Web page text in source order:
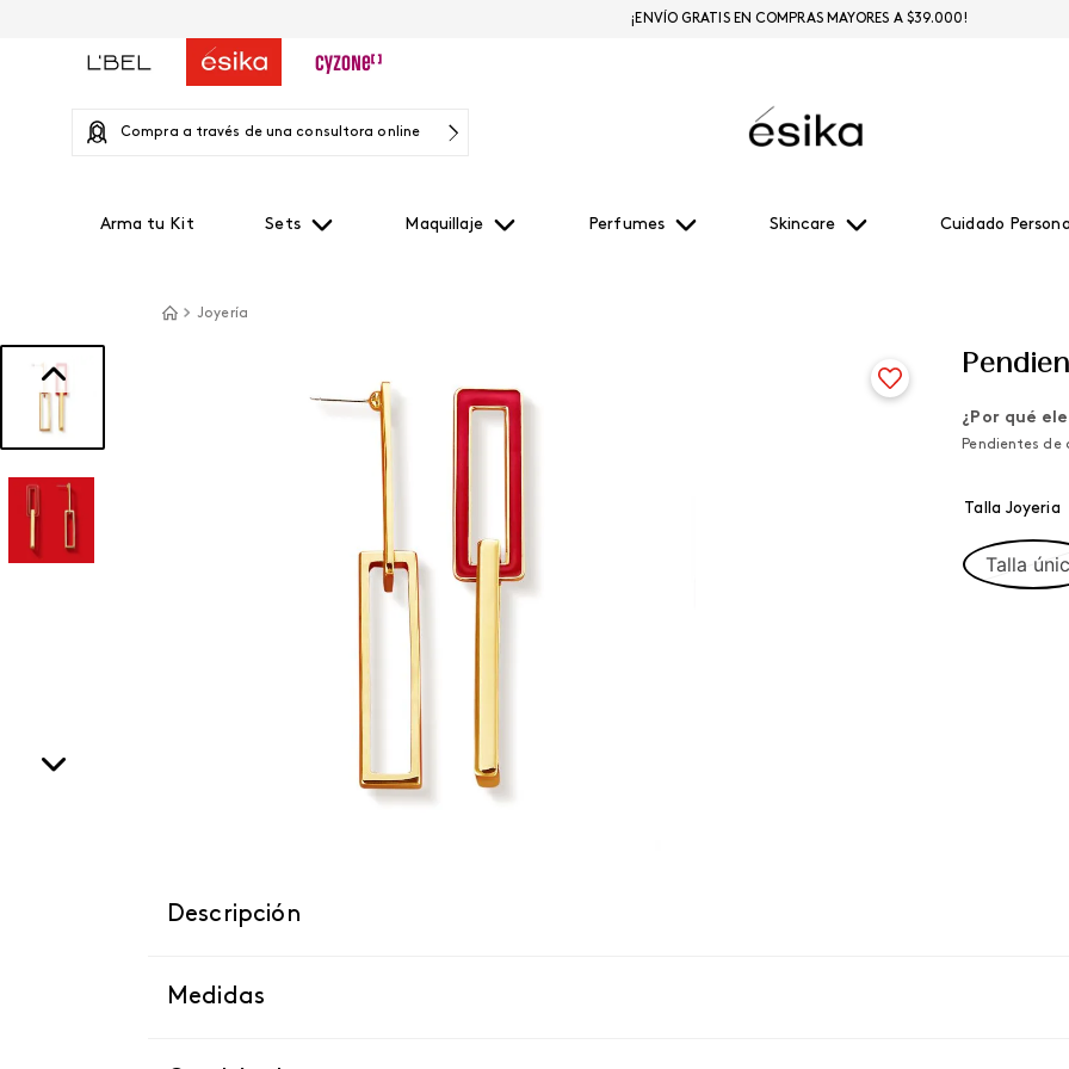
Compra a través de una consultora online
Arma tu Kit Sets Maquillaje Perfumes Skincare Cuidado
¡ENVÍO GRATIS EN COMPRAS MAYORES A $39.000!
Joyería
¿Por qué
Pendientes
Talla Joyeria
Talla
Descripción
Medidas